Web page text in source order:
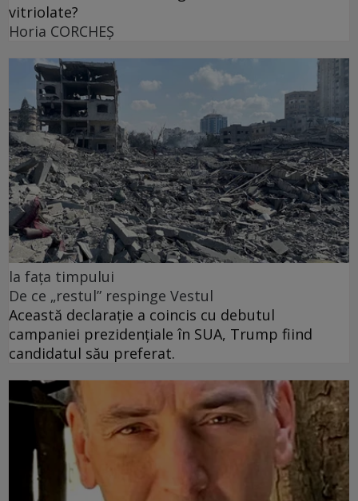
vitriolate?
Horia CORCHEŞ
la fața timpului
De ce „restul” respinge Vestul
Această declarație a coincis cu debutul
campaniei prezidențiale în SUA, Trump fiind
candidatul său preferat.